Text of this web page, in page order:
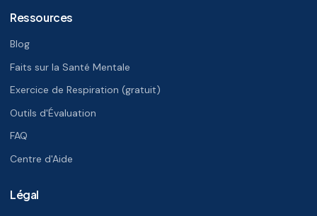
Ressources
Blog
Faits sur la Santé Mentale
Exercice de Respiration (gratuit)
Outils d'Évaluation
FAQ
Centre d'Aide
Légal